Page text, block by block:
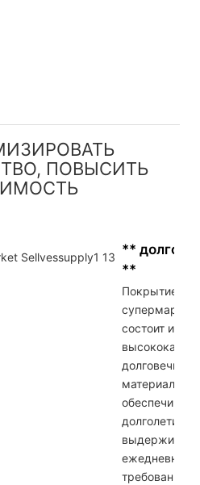
ПОВЫСИТЬ
**
**
Покрытие
состоит из
долговечных
материалов,
обеспечивают
долголетие и
выдерживают
ежедневные
требования